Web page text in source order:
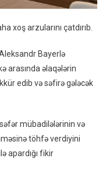
xoş arzularını çatdırıb.
Bayerlə
arasında əlaqələrin
edib və səfirə gələcək
mübadilələrinin və
töhfə verdiyini
apardığı fikir